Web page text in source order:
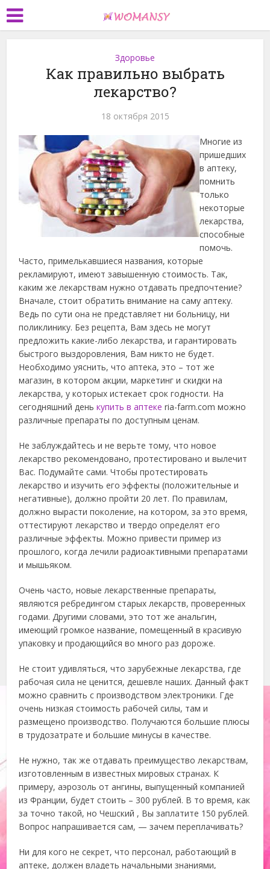
Здоровье
Как правильно выбрать
лекарство?
18 октября 2015
Многие из
пришедших
в аптеку,
помнить
только
некоторые
лекарства,
способные
помочь.
Часто, примелькавшиеся названия, которые
рекламируют, имеют завышенную стоимость. Так,
каким же лекарствам нужно отдавать предпочтение?
Вначале, стоит обратить внимание на саму аптеку.
Ведь по сути она не представляет ни больницу, ни
поликлинику. Без рецепта, Вам здесь не могут
предложить какие-либо лекарства, и гарантировать
быстрого выздоровления, Вам никто не будет.
Необходимо уяснить, что аптека, это – тот же
магазин, в котором акции, маркетинг и скидки на
лекарства, у которых истекает срок годности. На
сегодняшний денькупить в аптеке ria-farm.com можно
различные препараты по доступным ценам.
Не заблуждайтесь и не верьте тому, что новое
лекарство рекомендовано, протестировано и вылечит
Вас. Подумайте сами. Чтобы протестировать
лекарство и изучить его эффекты (положительные и
негативные), должно пройти 20 лет. По правилам,
должно вырасти поколение, на котором, за это время,
оттестируют лекарство и твердо определят его
различные эффекты. Можно привести пример из
прошлого, когда лечили радиоактивными препаратами
и мышьяком.
Очень часто, новые лекарственные препараты,
являются ребредингом старых лекарств, проверенных
годами. Другими словами, это тот же анальгин,
имеющий громкое название, помещенный в красивую
упаковку и продающийся во много раз дороже.
Не стоит удивляться, что зарубежные лекарства, где
рабочая сила не ценится, дешевле наших. Данный факт
можно сравнить с производством электроники. Где
очень низкая стоимость рабочей силы, там и
размещено производство. Получаются большие плюсы
в трудозатрате и большие минусы в качестве.
Не нужно, так же отдавать преимущество лекарствам,
изготовленным в известных мировых странах. К
примеру, аэрозоль от ангины, выпущенный компанией
из Франции, будет стоить – 300 рублей. В то время, как
за точно такой, но Чешский , Вы заплатите 150 рублей.
Вопрос напрашивается сам, — зачем переплачивать?
Ни для кого не секрет, что персонал, работающий в
аптеке, должен владеть начальными знаниями,